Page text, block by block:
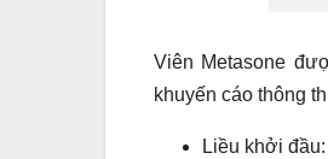
Viên Metasone
khuyến cáo thông
Liều khởi